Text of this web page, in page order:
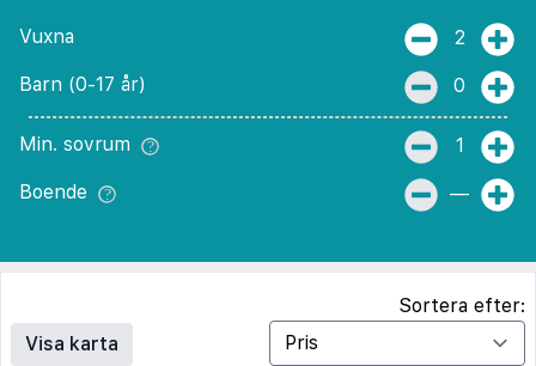
Vuxna 2
Barn (0-17 år) 0
Min. sovrum 1
Boende —
Visa karta
Sortera efter: